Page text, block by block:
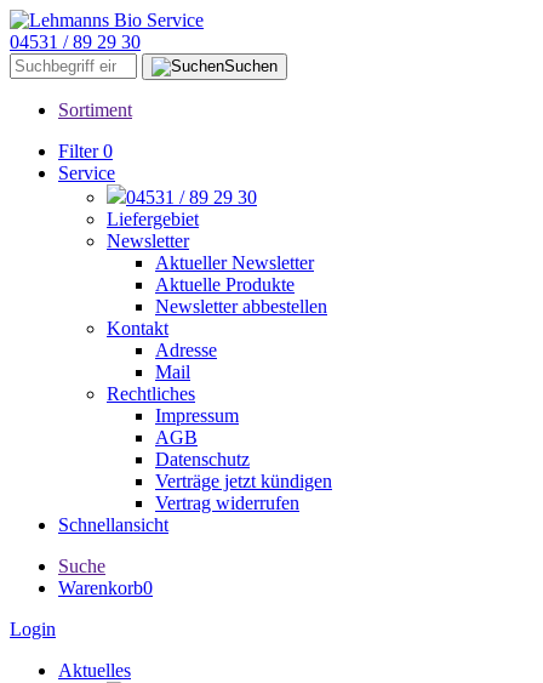
04531 / 89 29 30
Suchen
Sortiment
Filter 0
Service
04531 / 89 29 30
Liefergebiet
Newsletter
Aktueller Newsletter
Aktuelle Produkte
Newsletter abbestellen
Kontakt
Adresse
Mail
Rechtliches
Impressum
AGB
Datenschutz
Verträge jetzt kündigen
Vertrag widerrufen
Schnellansicht
Suche
Warenkorb0
Login
Aktuelles